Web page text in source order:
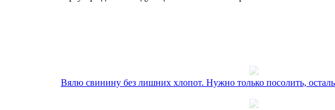
Вялю свинину без лишних хлопот. Нужно только посолить,